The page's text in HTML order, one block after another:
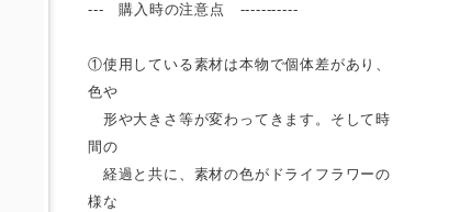
--- 購入時の注意点 -----------
①使用している素材は本物で個体差があり、
色や
形や大きさ等が変わってきます。そして時
間の
経過と共に、素材の色がドライフラワーの
様な